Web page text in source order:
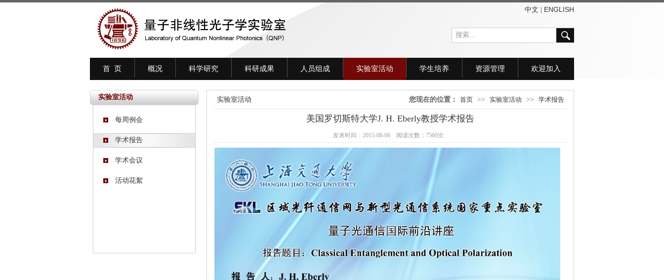
中文 ENGLISH
首 页 概况 科学研究 科研成果 人员组成 实验室活动 学生培养 资源管理 欢迎加入
实验室活动
每周例会
学术报告
学术会议
活动花絮
实验室活动 您现在的位置： 首页 >> 实验室活动 >> 学术报告
美国罗切斯特大学J. H. Eberly教授学术报告
发表时间：2015-08-06 阅读次数：7560次